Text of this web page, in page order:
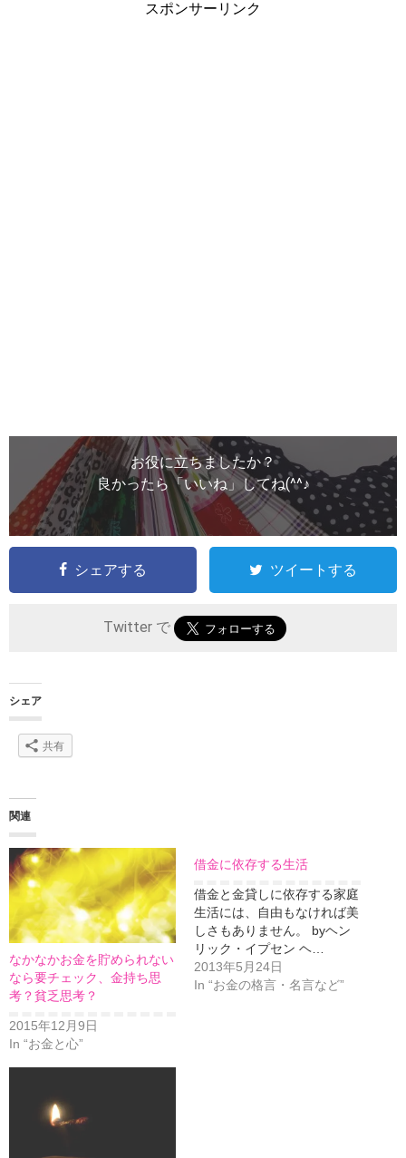
スポンサーリンク
お役に立ちましたか？
良かったら「いいね」してね(^^♪
シェアする ツイートする
Twitter で
シェア
共有
関連
なかなかお金を貯められない
なら要チェック、金持ち思
考？貧乏思考？
2015年12月9日
In “お金と心”
借金に依存する生活
借金と金貸しに依存する家庭
生活には、自由もなければ美
しさもありません。 byヘン
リック・イプセン ヘ…
2013年5月24日
In “お金の格言・名言など”